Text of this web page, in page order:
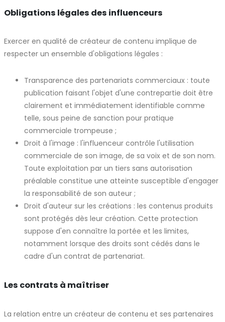
Obligations légales des influenceurs
Exercer en qualité de créateur de contenu implique de
respecter un ensemble d'obligations légales :
Transparence des partenariats commerciaux : toute
publication faisant l'objet d'une contrepartie doit être
clairement et immédiatement identifiable comme
telle, sous peine de sanction pour pratique
commerciale trompeuse ;
Droit à l'image : l'influenceur contrôle l'utilisation
commerciale de son image, de sa voix et de son nom.
Toute exploitation par un tiers sans autorisation
préalable constitue une atteinte susceptible d'engager
la responsabilité de son auteur ;
Droit d'auteur sur les créations : les contenus produits
sont protégés dès leur création. Cette protection
suppose d'en connaître la portée et les limites,
notamment lorsque des droits sont cédés dans le
cadre d'un contrat de partenariat.
Les contrats à maîtriser
La relation entre un créateur de contenu et ses partenaires